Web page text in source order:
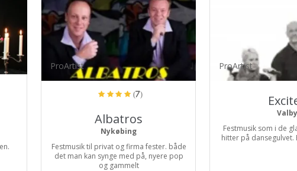
ProArtist
(7)
Albatros
Nykøbing
Festmusik til privat og firma fester. både
det man kan synge med på, nyere pop
og gammelt
ProArtist
Valby
Festmusik som i de
hitter på dansegulvet.